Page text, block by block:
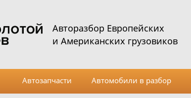
Авторазбор Европейских
и Американских грузовиков
Автозапчасти Автомобили в разбор